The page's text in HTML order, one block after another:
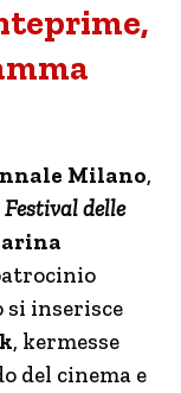
Milano,
delle
si inserisce
, kermesse
del cinema e